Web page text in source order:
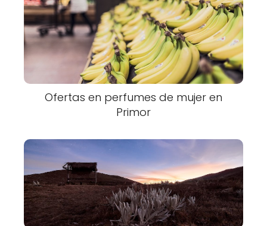
Ofertas en perfumes de mujer en
Primor